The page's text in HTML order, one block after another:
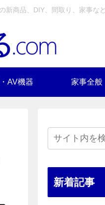
商品、DIY、間取り、家事な
AV機器 家事全般
新着記事